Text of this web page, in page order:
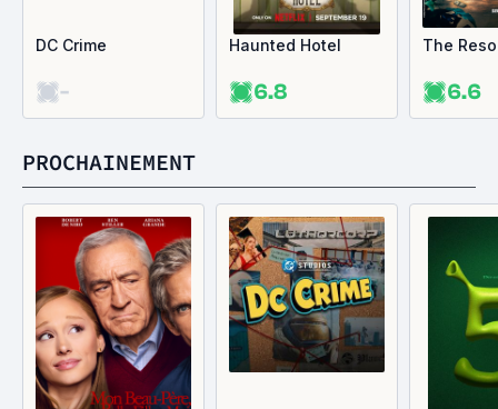
DC Crime
-
Haunted Hotel
6.8
The
6.6
PROCHAINEMENT